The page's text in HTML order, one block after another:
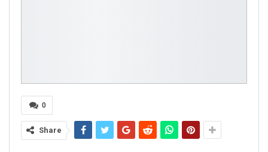
0
Share